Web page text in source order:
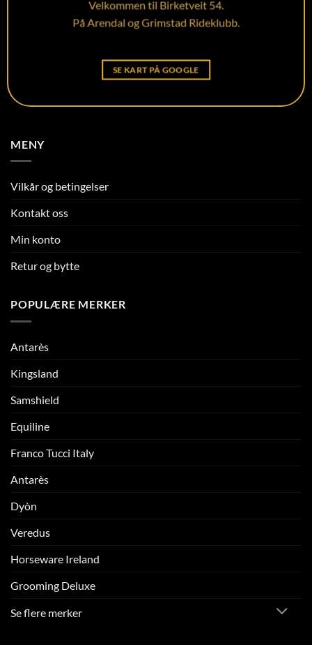
Velkommen til Birketveit 54.
På Arendal og Grimstad Rideklubb.
SE KART PÅ GOOGLE
MENY
Vilkår og betingelser
Kontakt oss
Min konto
Retur og bytte
POPULÆRE MERKER
Antarès
Kingsland
Samshield
Equiline
Franco Tucci Italy
Antarès
Dyòn
Veredus
Horseware Ireland
Grooming Deluxe
Se flere merker